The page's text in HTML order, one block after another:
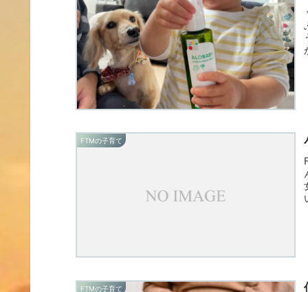
FTMの子育て
FTMの子育て